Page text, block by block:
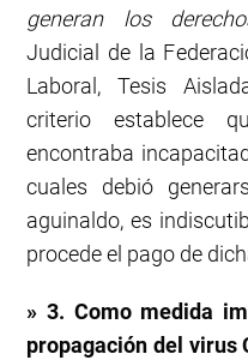
generan los
Judicial de la
Laboral, Tesis
criterio establece
encontraba
cuales debió
aguinaldo, es
procede el pago de
» 3. Como medida
propagación del virus